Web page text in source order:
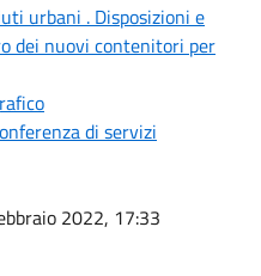
urbani . Disposizioni e
dei nuovi contenitori per
di servizi
2022, 17:33